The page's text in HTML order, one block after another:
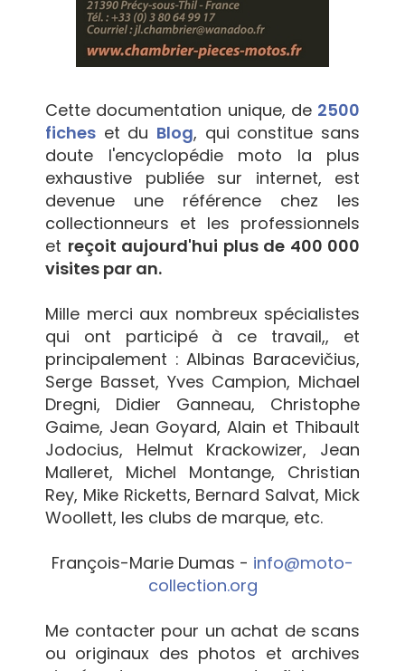
Cette documentation unique, de 2500
fiches et du Blog, qui constitue sans
doute l'encyclopédie moto la plus
exhaustive publiée sur internet, est
devenue une référence chez les
collectionneurs et les professionnels
et reçoit aujourd'hui plus de 400 000
visites par an.
Mille merci aux nombreux spécialistes
qui ont participé à ce travail,, et
principalement : Albinas Baracevičius,
Serge Basset, Yves Campion, Michael
Dregni, Didier Ganneau, Christophe
Gaime, Jean Goyard, Alain et Thibault
Jodocius, Helmut Krackowizer, Jean
Malleret, Michel Montange, Christian
Rey, Mike Ricketts, Bernard Salvat, Mick
Woollett, les clubs de marque, etc.
François-Marie Dumas - info@moto-
collection.org
Me contacter pour un achat de scans
ou originaux des photos et archives